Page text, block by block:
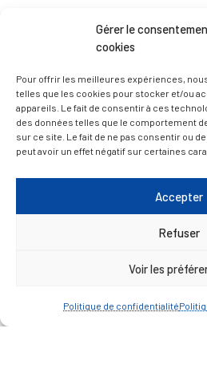
Gérer le
cookies
Pour offrir les meilleures expériences,
telles que les cookies pour stocker et/ou
appareils. Le fait de consentir à ces
des données telles que le comportement
sur ce site. Le fait de ne pas consentir ou
peut avoir un effet négatif sur certaines
Accepter
Refuser
Voir les
Politique de confidentialité
D’ART ET D’HISTOIRE
—